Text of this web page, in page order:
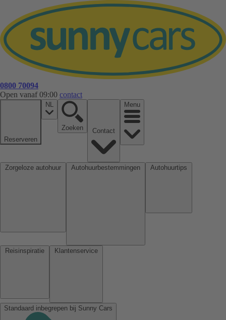
0800 70094
Open vanaf 09:00 contact
Reserveren
NL
Zoeken
Menu
Standaard inbegrepen bij Sunny Cars